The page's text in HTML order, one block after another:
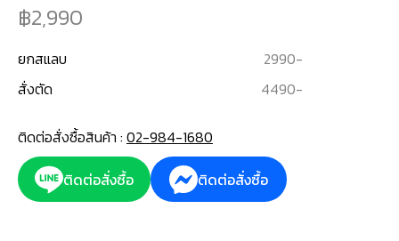
2,990
ยกสแลบ 2990-
สั่งตัด
4490-
ติดต่อสั่งซื้อสินค้า : 02-984-1680
ติดต่อสั่งซื้อ
ติดต่อสั่งซื้อ